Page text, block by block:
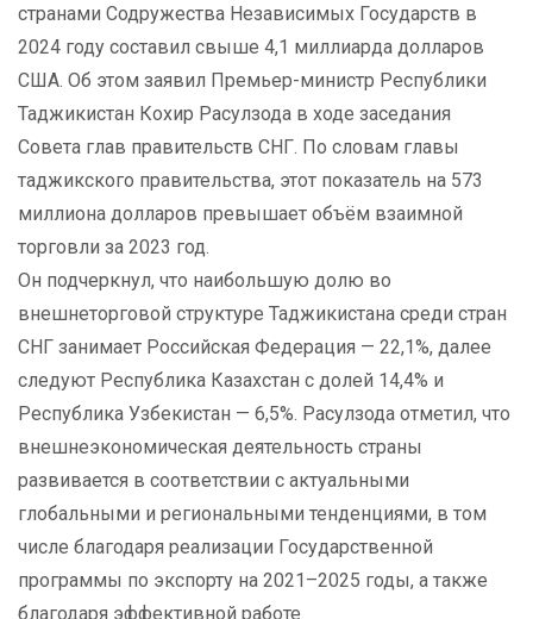
странами Содружества Независимых Государств в
2024 году составил свыше 4,1 миллиарда долларов
США. Об этом заявил Премьер-министр Республики
Таджикистан Кохир Расулзода в ходе заседания
Совета глав правительств СНГ. По словам главы
таджикского правительства, этот показатель на 573
миллиона долларов превышает объём взаимной
торговли за 2023 год.
Он подчеркнул, что наибольшую долю во
внешнеторговой структуре Таджикистана среди стран
СНГ занимает Российская Федерация — 22,1%, далее
следуют Республика Казахстан с долей 14,4% и
Республика Узбекистан — 6,5%. Расулзода отметил, что
внешнеэкономическая деятельность страны
развивается в соответствии с актуальными
глобальными и региональными тенденциями, в том
числе благодаря реализации Государственной
программы по экспорту на 2021–2025 годы, а также
благодаря эффективной работе